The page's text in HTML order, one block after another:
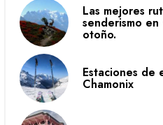
Las mejores
senderismo en
otoño.
Estaciones de
Chamonix